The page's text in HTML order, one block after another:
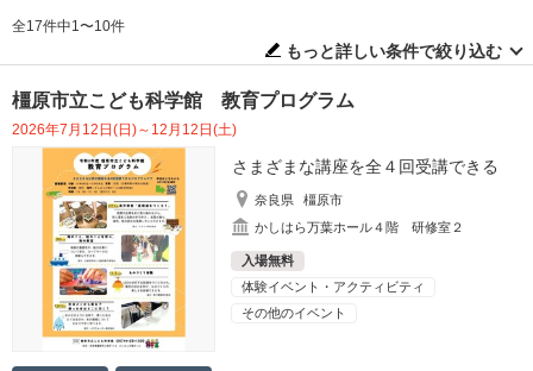
全17件中1〜10件
もっと詳しい条件で絞り込む
橿原市立こども科学館 教育プログラム
2026年7月12日(日)～12月12日(土)
さまざまな講座を全４回受講できる
奈良県
橿原市
かしはら万葉ホール４階 研修室２
入場無料
体験イベント・アクティビティ
その他のイベント